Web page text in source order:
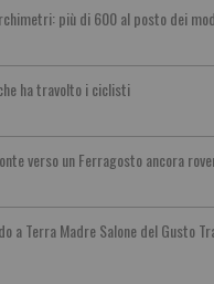
più di 600 al posto dei
ha travolto i ciclisti
verso un Ferragosto ancora
a Terra Madre Salone del Gusto